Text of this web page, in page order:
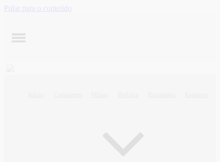
Pular para o conteúdo